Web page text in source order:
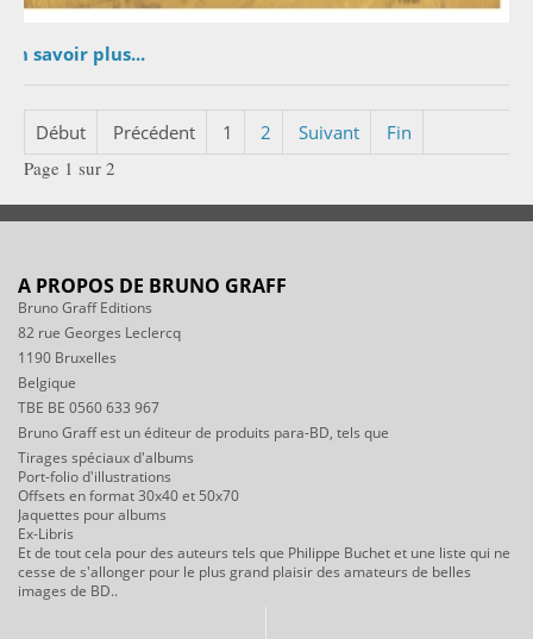
En savoir plus...
Début Précédent 1 2 Suivant
Fin
Page 1 sur 2
A PROPOS DE BRUNO GRAFF
Bruno Graff Editions
82 rue Georges Leclercq
1190 Bruxelles
Belgique
TBE BE 0560 633 967
Bruno Graff est un éditeur de produits para-BD, tels que
Tirages spéciaux d'albums
Port-folio d'illustrations
Offsets en format 30x40 et 50x70
Jaquettes pour albums
Ex-Libris
Et de tout cela pour des auteurs tels que Philippe Buchet et une liste qui ne
cesse de s'allonger pour le plus grand plaisir des amateurs de belles
images de BD..